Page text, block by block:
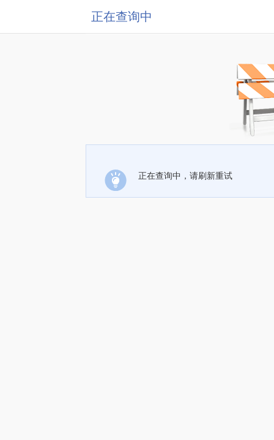
正在查询中
正在查询中，请刷新重试